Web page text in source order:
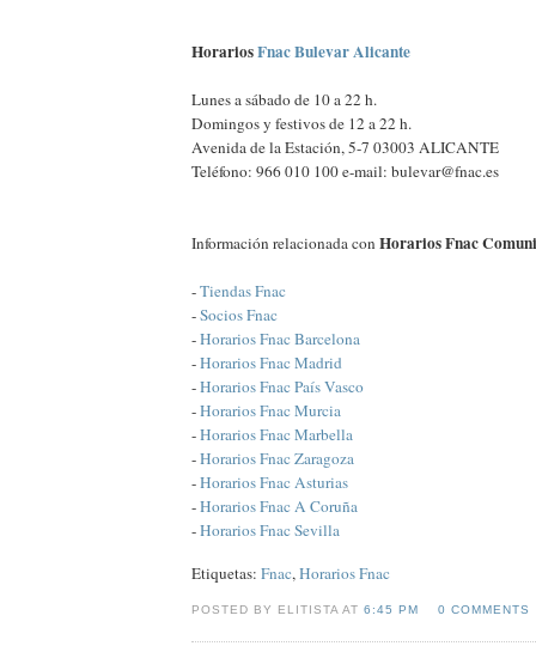
HorariosFnac Bulevar Alicante
Lunes a sábado de 10 a 22 h.
Domingos y festivos de 12 a 22 h.
Avenida de la Estación, 5-7 03003 ALICANTE
Teléfono: 966 010 100 e-mail: bulevar@fnac.es
Información relacionada con Horarios Fnac
-Tiendas Fnac
-Socios Fnac
-Horarios Fnac Barcelona
-Horarios Fnac Madrid
-Horarios Fnac País Vasco
-Horarios Fnac Murcia
-Horarios Fnac Marbella
-Horarios Fnac Zaragoza
-Horarios Fnac Asturias
-Horarios Fnac A Coruña
-Horarios Fnac Sevilla
Etiquetas: Fnac,Horarios Fnac
POSTED BY ELITISTA AT6:45 PM 0 COMMENTS